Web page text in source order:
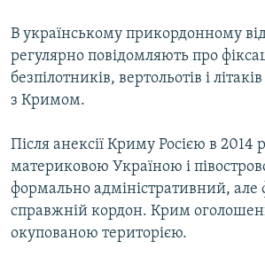
Усі сайти RFE/RL
В українському прикордонному
регулярно повідомляють про
безпілотників, вертольотів і
з Кримом.
Після анексії Криму Росією в 2014
материковою Україною і
формально адміністративний, але
справжній кордон. Крим
окупованою територією.